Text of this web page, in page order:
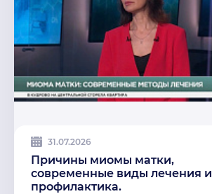
31.07.2026
Причины миомы матки,
современные виды лечения и
профилактика.